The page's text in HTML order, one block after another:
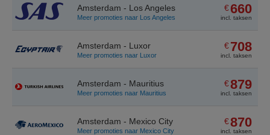
Amsterdam - Los Angeles
Meer promoties naar Los Angeles
€660
incl. taksen
Amsterdam - Luxor
Meer promoties naar Luxor
€708
incl. taksen
Amsterdam - Mauritius
Meer promoties naar Mauritius
€879
incl. taksen
Amsterdam - Mexico City
Meer promoties naar Mexico City
€870
incl. taksen